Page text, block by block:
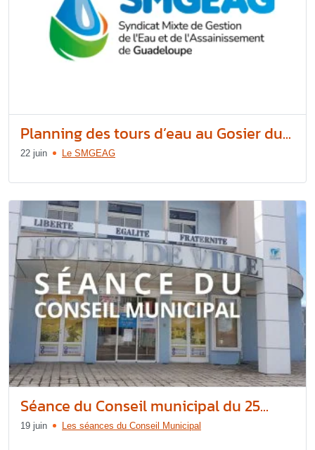
Planning des tours d’eau au Gosier du...
22 juin Le SMGEAG
Séance du Conseil municipal du 25...
19 juin Les séances du Conseil Municipal